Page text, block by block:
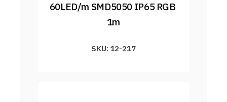
60LED/m SMD5050 IP65 RGB
1m
SKU: 12-217